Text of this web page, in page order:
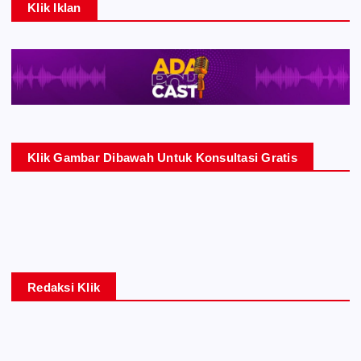
Klik Iklan
Klik Gambar Dibawah Untuk Konsultasi Gratis
Redaksi Klik